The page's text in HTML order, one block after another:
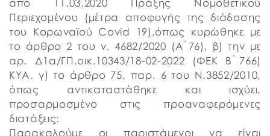
από 11.03.2020 Πράξης Νομοθετικού
Περιεχομένου (μέτρα αποφυγής της διάδοσης
του Κορωναϊού Covid 19),όπως κυρώθηκε με
το άρθρο 2 του ν. 4682/2020 (Α ́76), β) την με
αρ. Δ1α/ΓΠ.οικ.10343/18-02-2022 (ΦΕΚ Β ́766)
ΚΥΑ. γ) το άρθρο 75, παρ. 6 του Ν.3852/2010,
όπως αντικαταστάθηκε και ισχύει,
προσαρμοσμένο στις προαναφερόμενες
διατάξεις:
Παρακαλούμε οι παριστάμενοι να είναι